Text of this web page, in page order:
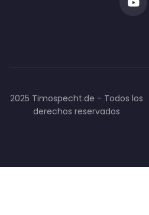
2025 Timospecht.de - Todos los
derechos reservados